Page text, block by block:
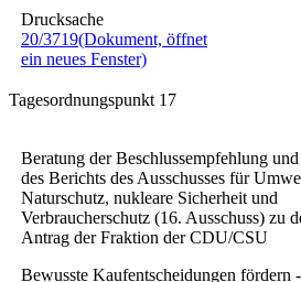
Drucksache
20/3719(Dokument, öffnet
ein neues Fenster)
Tagesordnungspunkt 17
Beratung der Beschlussempfehlung und
des Berichts des Ausschusses für
Naturschutz, nukleare Sicherheit und
Verbraucherschutz (16. Ausschuss) zu
Antrag der Fraktion der CDU/CSU
Bewusste Kaufentscheidungen fördern -